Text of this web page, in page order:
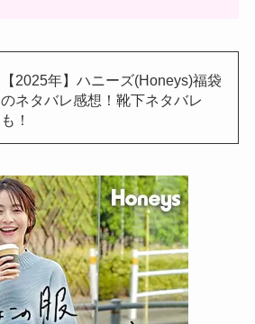
【2025年】ハニーズ(Honeys)福袋
のネタバレ感想！靴下ネタバレ
も！